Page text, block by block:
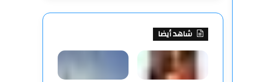
شاهد أيضا